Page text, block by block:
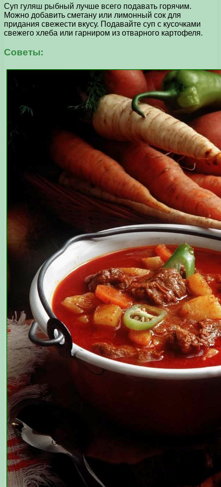
Суп гуляш рыбный лучше всего подавать горячим.
Можно добавить сметану или лимонный сок для
придания свежести вкусу. Подавайте суп с кусочками
свежего хлеба или гарниром из отварного картофеля.
Советы: